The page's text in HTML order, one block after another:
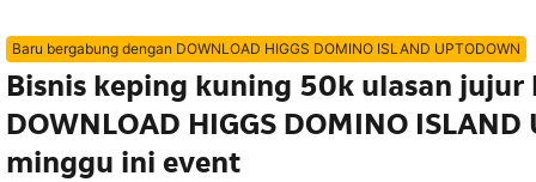
Baru bergabung dengan DOWNLOAD HIGGS DOMINO ISLAND UPTODOWN
Bisnis keping kuning 50k ulasan jujur
DOWNLOAD HIGGS DOMINO
minggu ini event